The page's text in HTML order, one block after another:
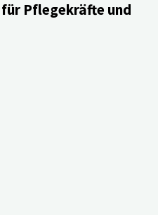
Pflegekräfte und